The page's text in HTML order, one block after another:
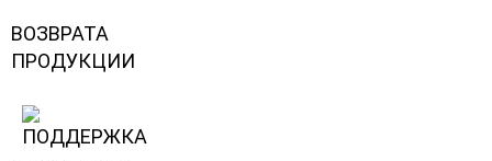
ВОЗВРАТА
ПРОДУКЦИИ